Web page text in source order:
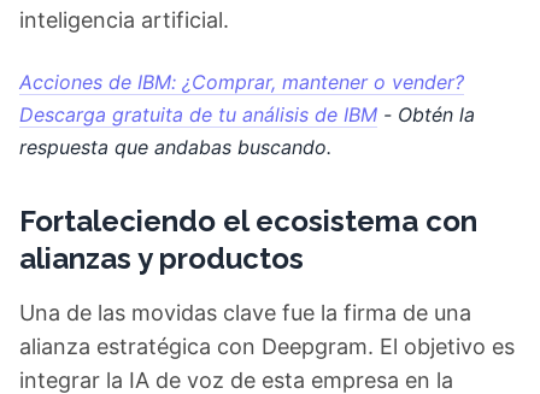
inteligencia artificial.
Acciones de IBM: ¿Comprar, mantener o vender?
Descarga gratuita de tu análisis de IBM - Obtén la
respuesta que andabas buscando.
Fortaleciendo el ecosistema con
alianzas y productos
Una de las movidas clave fue la firma de una
alianza estratégica con Deepgram. El objetivo es
integrar la IA de voz de esta empresa en la